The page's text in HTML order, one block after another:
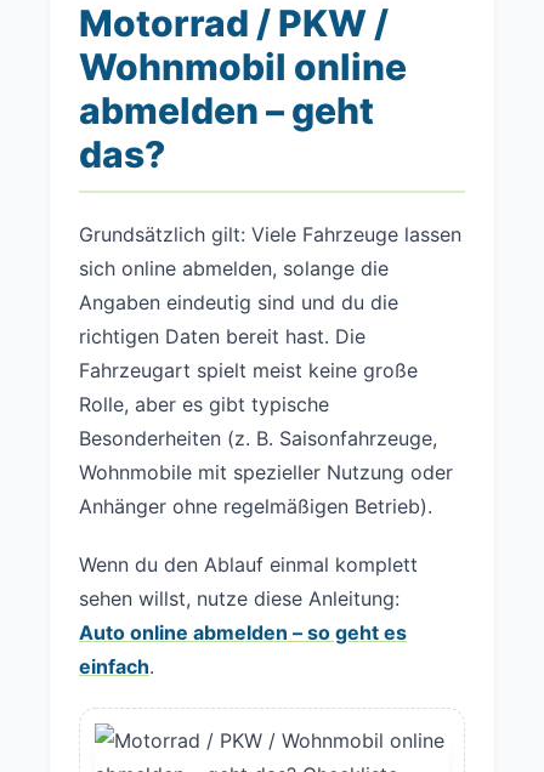
Motorrad / PKW /
Wohnmobil online
abmelden – geht
das?
Grundsätzlich gilt: Viele Fahrzeuge lassen
sich online abmelden, solange die
Angaben eindeutig sind und du die
richtigen Daten bereit hast. Die
Fahrzeugart spielt meist keine große
Rolle, aber es gibt typische
Besonderheiten (z. B. Saisonfahrzeuge,
Wohnmobile mit spezieller Nutzung oder
Anhänger ohne regelmäßigen Betrieb).
Wenn du den Ablauf einmal komplett
sehen willst, nutze diese Anleitung:
Auto online abmelden – so geht es
einfach.